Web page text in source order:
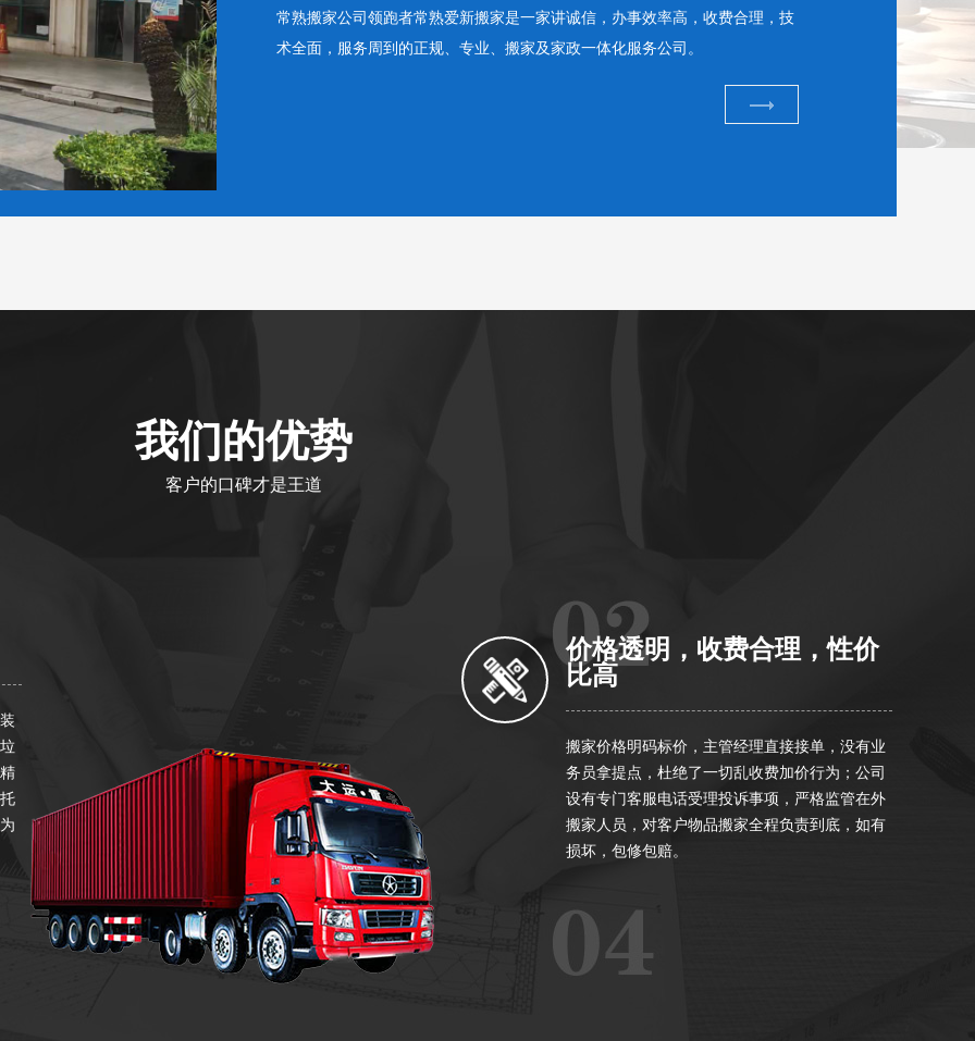
常熟搬家公司领跑者常熟爱新搬家是一家讲诚信，办事效率高，收费合理，技
术全面，服务周到的正规、专业、搬家及家政一体化服务公司。
我们的优势
客户的口碑才是王道
价格透明，收费合理，性价
比高
搬家价格明码标价，主管经理直接接单，没有业
务员拿提点，杜绝了一切乱收费加价行为；公司
设有专门客服电话受理投诉事项，严格监管在外
搬家人员，对客户物品搬家全程负责到底，如有
损坏，包修包赔。